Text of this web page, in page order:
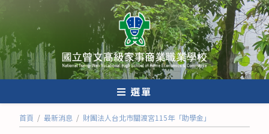
轉
至
主
要
內
選單
首頁 / 最新消息 / 財團法人台北市關渡宮115年「助學金」